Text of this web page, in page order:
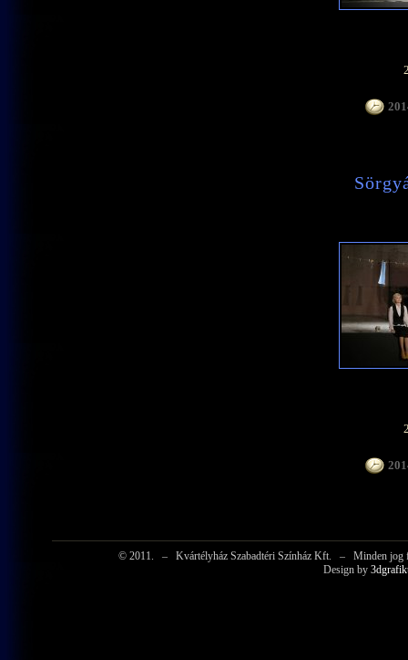
© 2011. – Kvártélyház Szabadtéri Színház Kft. –
Minden jog
Design by